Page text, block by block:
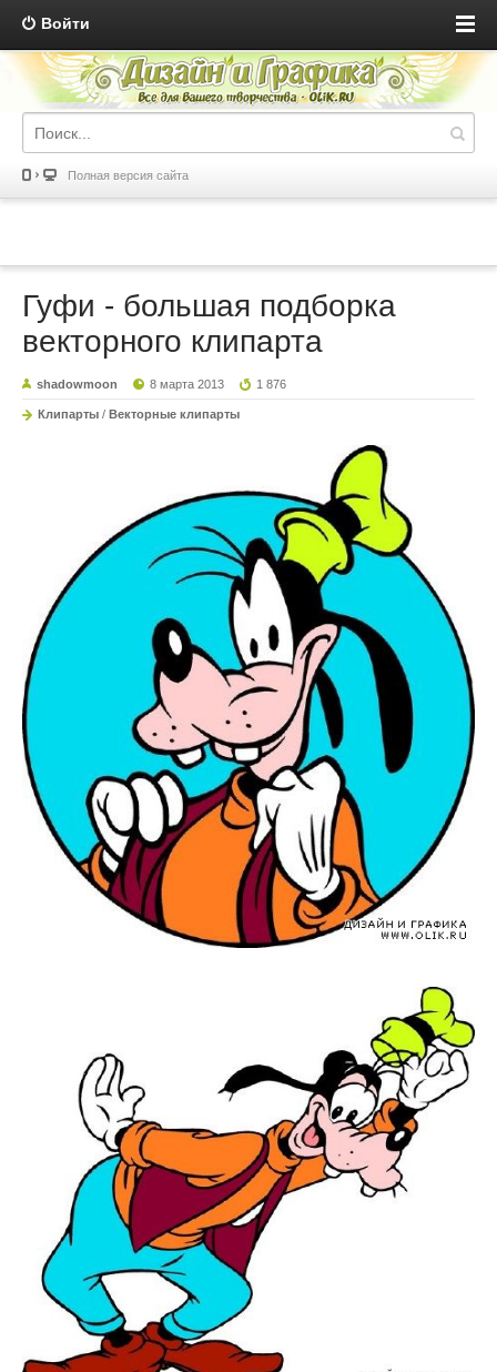
Войти
Полная версия сайта
Гуфи - большая подборка
векторного клипарта
shadowmoon 8 марта 2013 1 876
Клипарты / Векторные клипарты